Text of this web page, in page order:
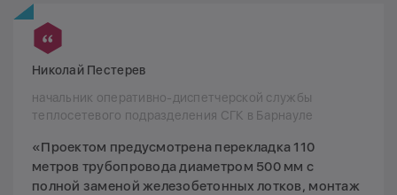
Николай Пестерев
начальник оперативно-диспетчерской службы
теплосетевого подразделения СГК в Барнауле
«Проектом предусмотрена перекладка 110
метров трубопровода диаметром 500 мм с
полной заменой железобетонных лотков, монтаж